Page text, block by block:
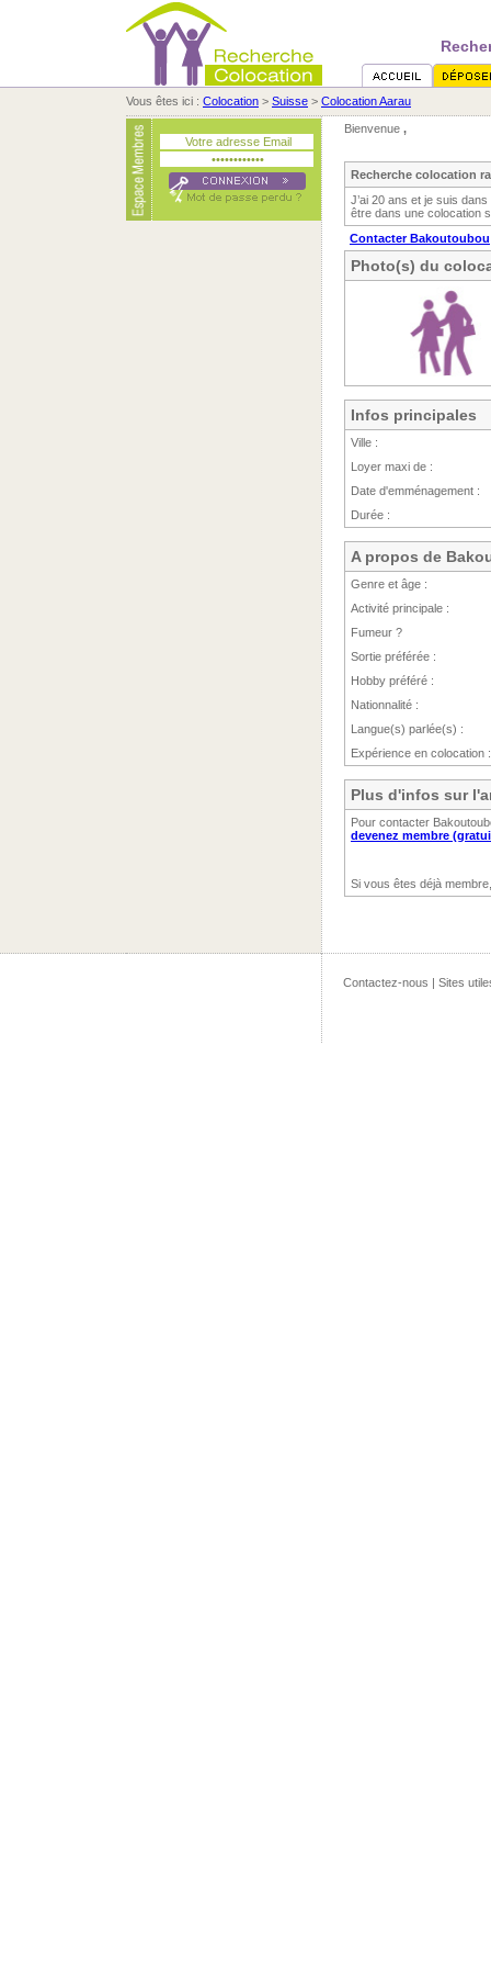
Vous êtes ici : Colocation > Suisse > Colocation Aarau
Bienvenue ,
Recherche colocation
J’ai 20 ans et je suis
être dans une colocation
Contacter Bakoutoubou
Photo(s) du
Infos principales
Ville :
Loyer maxi de :
Date d'emménagement :
Durée :
A propos de
Genre et âge :
Activité principale :
Fumeur ?
Sortie préférée :
Hobby préféré :
Nationnalité :
Langue(s) parlée(s) :
Expérience en colocation :
Plus d'infos sur
Pour contacter
devenez membre
Si vous êtes déjà
Contactez-nous | Sites